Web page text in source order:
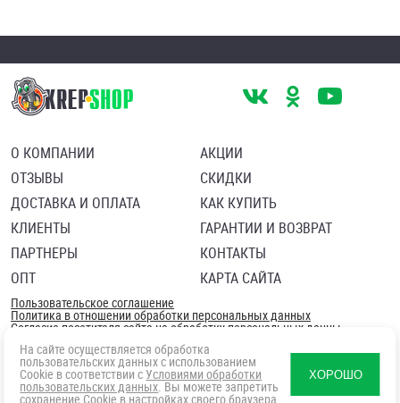
О КОМПАНИИ
ОТЗЫВЫ
ДОСТАВКА И ОПЛАТА
КЛИЕНТЫ
ПАРТНЕРЫ
ОПТ
АКЦИИ
СКИДКИ
КАК КУПИТЬ
ГАРАНТИИ И ВОЗВРАТ
КОНТАКТЫ
КАРТА САЙТА
Пользовательское соглашение
Политика в отношении обработки персональных данных
Согласие посетителя сайта на обработку персональных данны
На сайте осуществляется обработка
пользовательских данных с использованием
Cookie в соответствии с Условиями обработки
пользовательских данных. Вы можете запретить
сохранение Cookie в настройках своего браузера.
ХОРОШО